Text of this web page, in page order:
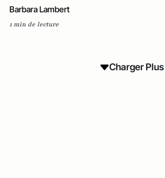
Barbara Lambert
1 min de lecture
Charger Plus